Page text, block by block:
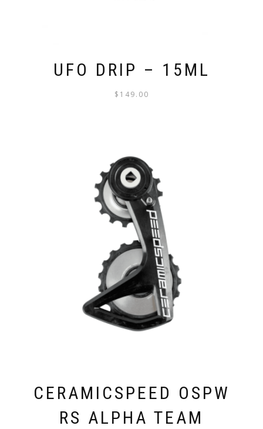
UFO DRIP – 15ML
$ 149.00
CERAMICSPEED OSPW
RS ALPHA TEAM